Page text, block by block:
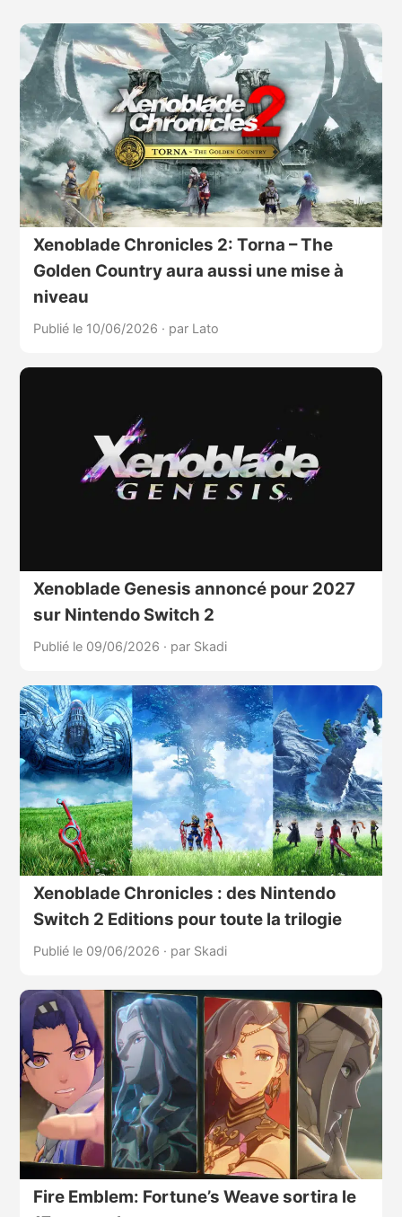
Xenoblade Chronicles 2: Torna – The
Golden Country aura aussi une mise à
niveau
Publié le 10/06/2026 · par Lato
Xenoblade Genesis annoncé pour 2027
sur Nintendo Switch 2
Publié le 09/06/2026 · par Skadi
Xenoblade Chronicles : des Nintendo
Switch 2 Editions pour toute la trilogie
Publié le 09/06/2026 · par Skadi
Fire Emblem: Fortune’s Weave sortira le